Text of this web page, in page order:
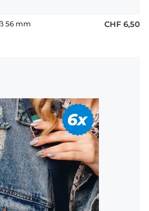
56 mm CHF 6,50